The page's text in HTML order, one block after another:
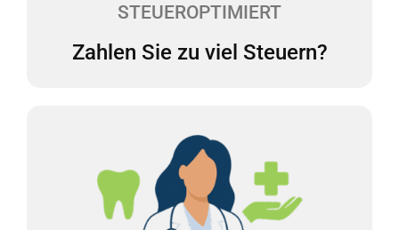
STEUEROPTIMIERT
Zahlen Sie zu viel Steuern?
100% Fokus auf Heilberufe